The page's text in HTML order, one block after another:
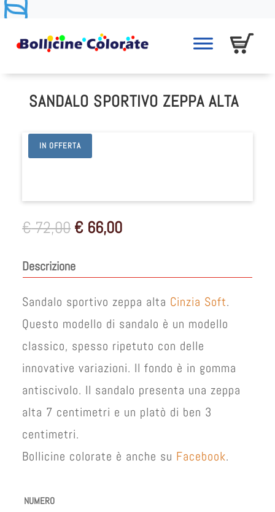
SANDALO SPORTIVO ZEPPA ALTA
IN OFFERTA
€72,00 Il
originale
era:
€ 72,00.
€ 66,00Il
è:
€ 66,00.
Descrizione
Sandalo sportivo zeppa alta Cinzia Soft.
Questo modello di sandalo è un modello
classico, spesso ripetuto con delle
innovative variazioni. Il fondo è in gomma
antiscivolo. Il sandalo presenta una zeppa
alta 7 centimetri e un platò di ben 3
centimetri.
Bollicine colorate è anche su Facebook.
NUMERO